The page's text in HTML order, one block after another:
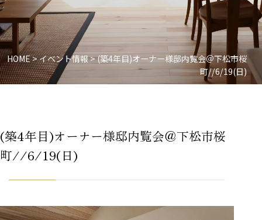
HOME>イベント情報>(築4年目)オーナー様邸内覧会＠下松市桜
町//6/19(日)
(築4年目)オーナー様邸内覧会＠下松市桜
町//6/19(日)